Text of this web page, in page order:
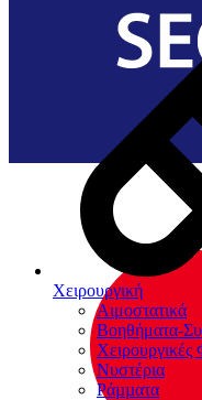
Χειρουργική
Αιμοστατικά
Βοηθήματα-
Χειρουργικές
Νυστέρια
Ράµµατα